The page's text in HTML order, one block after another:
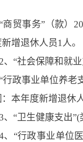
“商贸事务”（款）
增退休人员1人。
2、“社会保障和就
“行政事业单位养老
本年度新增退休
3、“卫生健康支出
、“行政事业单位